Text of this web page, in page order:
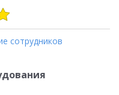
сотрудников